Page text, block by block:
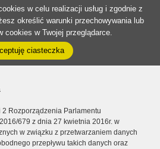
w celu realizacji usług i zgodnie z
określić warunki przechowywania lub
cookies w Twojej przeglądarce.
ciasteczka
2 Rozporządzenia Parlamentu
679 z dnia 27 kwietnia 2016r. w
w związku z przetwarzaniem danych
przepływu takich danych oraz